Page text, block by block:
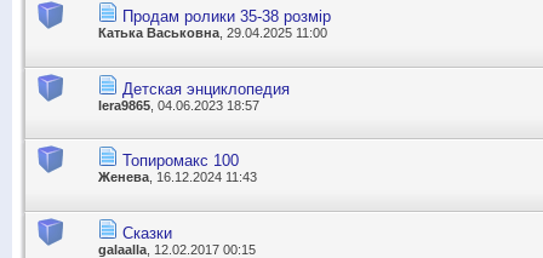
Продам ролики 35-38 розмір
Катька Васьковна , 29.04.2025 11:00
Детская энциклопедия
lera9865 , 04.06.2023 18:57
Топиромакс 100
Женева , 16.12.2024 11:43
Сказки
galaalla , 12.02.2017 00:15